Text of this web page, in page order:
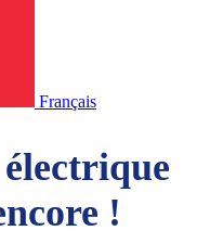
Français
!